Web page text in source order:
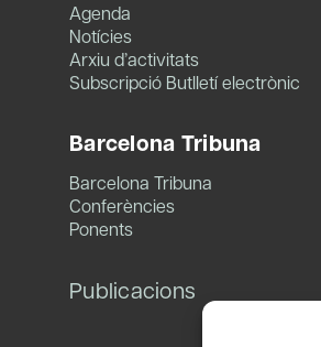
Agenda
Notícies
Arxiu d’activitats
Subscripció Butlletí electrònic
Barcelona Tribuna
Barcelona Tribuna
Conferències
Ponents
Publicacions